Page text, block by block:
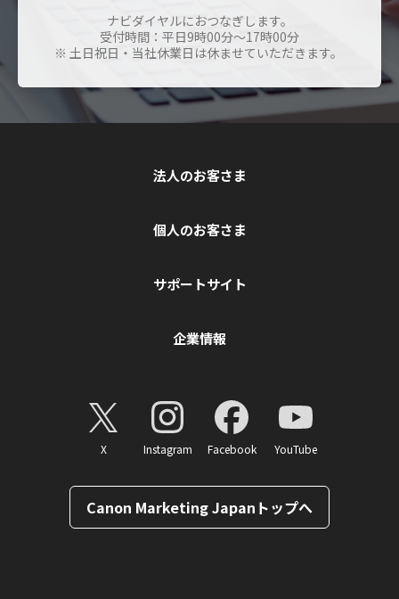
ナビダイヤルにおつなぎします。
受付時間：平日9時00分～17時00分
※ 土日祝日・当社休業日は休ませていただきます。
法人のお客さま
個人のお客さま
サポートサイト
企業情報
X Instagram Facebook YouTube
Canon Marketing Japanトップへ